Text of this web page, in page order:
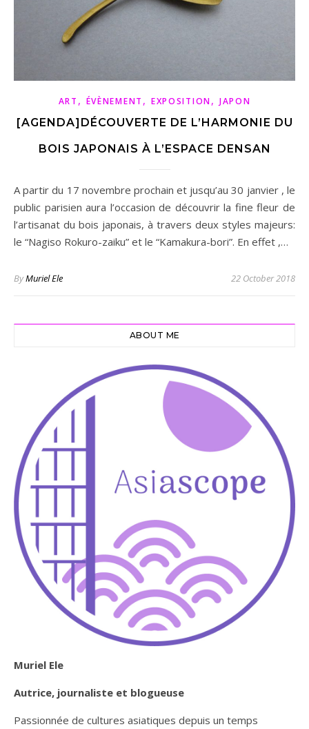
ART , ÉVÈNEMENT , EXPOSITION, JAPON
[AGENDA]DÉCOUVERTE DE L’HARMONIE DU
BOIS JAPONAIS À L’ESPACE DENSAN
A partir du 17 novembre prochain et jusqu’au 30 janvier , le
public parisien aura l’occasion de découvrir la fine fleur de
l’artisanat du bois japonais, à travers deux styles majeurs:
le “Nagiso Rokuro-zaiku” et le “Kamakura-bori”. En effet ,…
ByMuriel Ele 22 October 2018
ABOUT ME
Muriel Ele
Autrice, journaliste et blogueuse
Passionnée de cultures asiatiques depuis un temps